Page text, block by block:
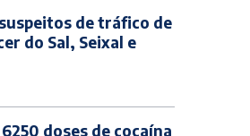
de tráfico de
do Sal, Seixal e
doses de cocaína